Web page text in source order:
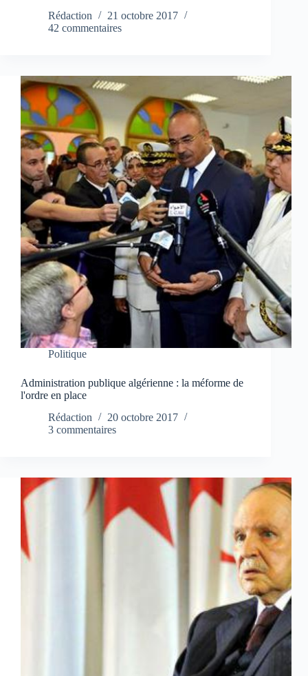
Rédaction
21 octobre 2017
42 commentaires
Politique
Administration publique algérienne : la méforme de
l'ordre en place
Rédaction
20 octobre 2017
3 commentaires